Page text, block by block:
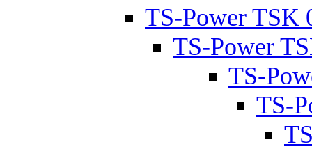
TS-Power TSK
TS-Power
TS-
TS-